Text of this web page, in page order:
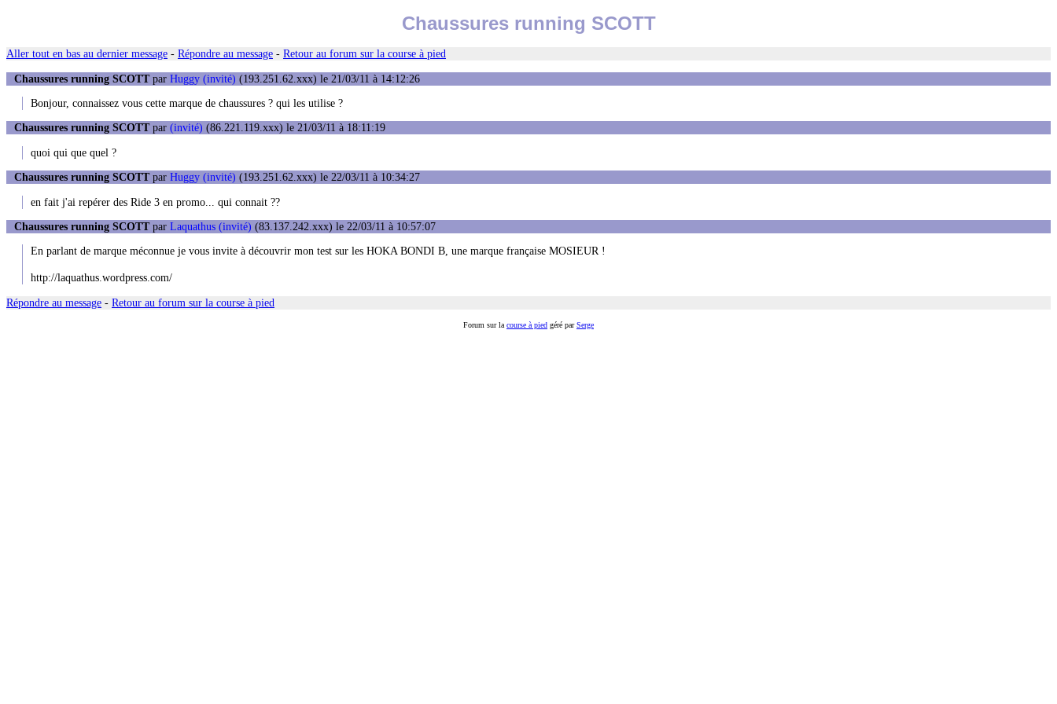
Chaussures running SCOTT
Aller tout en bas au dernier message - Répondre au message - Retour au forum sur la course à pied
Chaussures running SCOTTpar Huggy (invité) (193.251.62.xxx) le 21/03/11 à 14:12:26
Bonjour, connaissez vous cette marque de chaussures ? qui les utilise ?
Chaussures running SCOTTpar (invité) (86.221.119.xxx) le 21/03/11 à 18:11:19
quoi qui que quel ?
Chaussures running SCOTTpar Huggy (invité) (193.251.62.xxx) le 22/03/11 à 10:34:27
en fait j'ai repérer des Ride 3 en promo... qui connait ??
Chaussures running SCOTTpar Laquathus (invité) (83.137.242.xxx) le 22/03/11 à 10:57:07
En parlant de marque méconnue je vous invite à découvrir mon test sur les HOKA BONDI B, une marque française MOSIEUR !
http://laquathus.wordpress.com/
Répondre au message - Retour au forum sur la course à pied
Forum sur la course à pied géré parSerge